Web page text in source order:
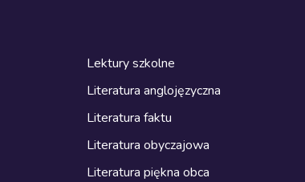
Lektury szkolne
Literatura anglojęzyczna
Literatura faktu
Literatura obyczajowa
Literatura piękna obca